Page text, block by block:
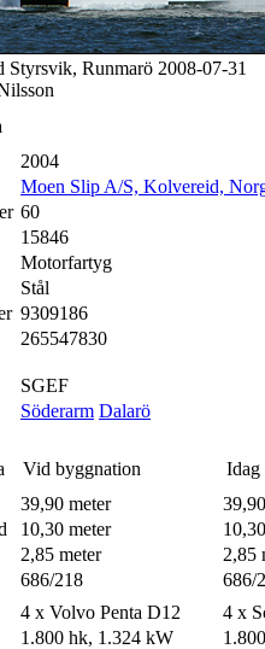
Styrsvik, Runmarö 2008-07-31
2004
Moen Slip A/S, Kolvereid,
60
15846
Motorfartyg
Stål
9309186
265547830
SGEF
Söderarm Dalarö
Vid byggnation
Idag
39,90 meter
10,30 meter
2,85 meter
2,85
686/218
686/
4 x Volvo Penta D12
4 x
1.800 hk, 1.324 kW